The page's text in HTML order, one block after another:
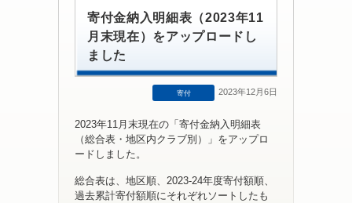
寄付金納入明細表（2023年11
月末現在）をアップロードし
ました
寄付 2023年12月6日
2023年11月末現在の「寄付金納入明細表
（総合表・地区内クラブ別）」をアップロ
ードしました。
総合表は、地区順、2023-24年度寄付額順、
過去累計寄付額順にそれぞれソートしたも